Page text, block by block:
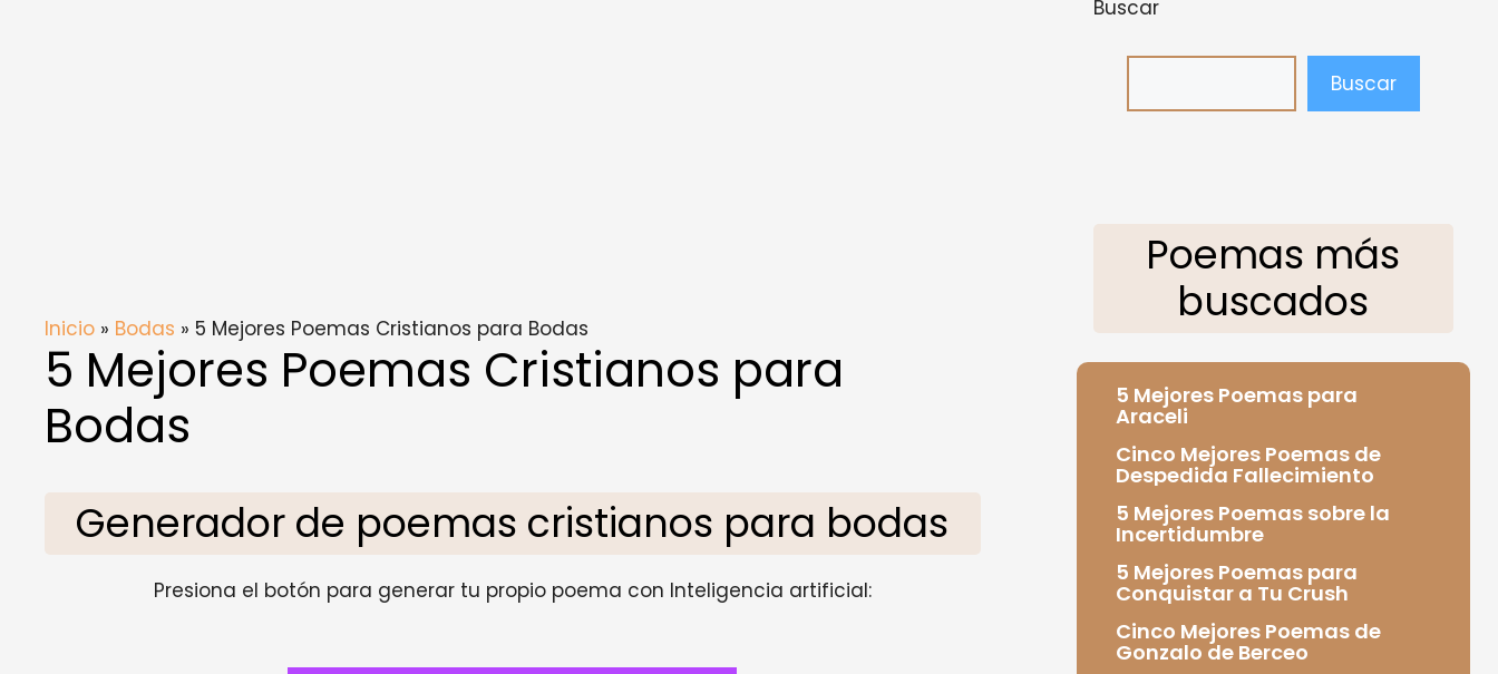
Inicio » Bodas » 5 Mejores Poemas Cristianos para Bodas
5 Mejores Poemas Cristianos para
Bodas
Generador de poemas cristianos para bodas
Presiona el botón para generar tu propio poema con Inteligencia artificial:
Buscar
Buscar
Poemas más
buscados
5 Mejores Poemas para
Araceli
Cinco Mejores Poemas de
Despedida Fallecimiento
5 Mejores Poemas sobre la
Incertidumbre
5 Mejores Poemas para
Conquistar a Tu Crush
Cinco Mejores Poemas de
Gonzalo de Berceo